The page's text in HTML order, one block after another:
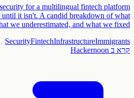
for a multilingual fintech platform
it isn't. A candid breakdown of what
we underestimated, and what we fixed.
SecurityFintechInfrastructureImmigrants
קרא ב Hackernoon